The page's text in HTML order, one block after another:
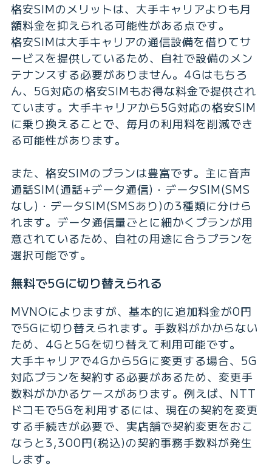
格安SIMのメリットは、大手キャリアよりも月
額料金を抑えられる可能性がある点です。
格安SIMは大手キャリアの通信設備を借りてサ
ービスを提供しているため、自社で設備のメン
テナンスする必要がありません。4Gはもちろ
ん、5G対応の格安SIMもお得な料金で提供され
ています。大手キャリアから5G対応の格安SIM
に乗り換えることで、毎月の利用料を削減でき
る可能性があります。
また、格安SIMのプランは豊富です。主に音声
通話SIM(通話+データ通信)・データSIM(SMS
なし)・データSIM(SMSあり)の3種類に分けら
れます。データ通信量ごとに細かくプランが用
意されているため、自社の用途に合うプランを
選択可能です。
無料で5Gに切り替えられる
MVNOによりますが、基本的に追加料金が0円
で5Gに切り替えられます。手数料がかからない
ため、4Gと5Gを切り替えて利用可能です。
大手キャリアで4Gから5Gに変更する場合、5G
対応プランを契約する必要があるため、変更手
数料がかかるケースがあります。例えば、NTT
ドコモで5Gを利用するには、現在の契約を変更
する手続きが必要で、実店舗で契約変更をおこ
なうと3,300円(税込)の契約事務手数料が発生
します。